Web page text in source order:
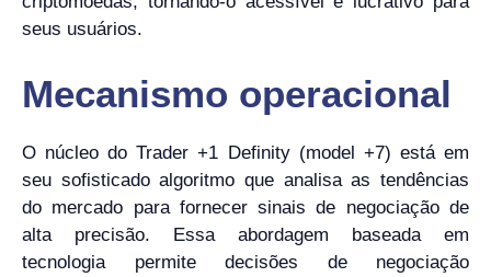
seus usuários.
Mecanismo operacional
O núcleo do Trader +1 Definity (model +7) está em
seu sofisticado algoritmo que analisa as tendências
do mercado para fornecer sinais de negociação de
alta precisão. Essa abordagem baseada em
tecnologia permite decisões de negociação